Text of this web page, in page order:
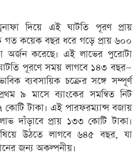
দিয়ে এই ঘাটতি পূরণ প্রায়
গত কয়েক বছর ধরে গড়ে প্রায় ৬০০
অর্জন করেছে। এই লাভের পুরোটা
পূরণে সময় লাগবে ১৪৩ বছর—
ব্যবসায়িক চক্রের সঙ্গে সম্পূর্ণ
৯ মাসে ব্যাংকের সমন্বিত নিট
কোটি টাকা। এই পারফরম্যান্স বজায়
দাঁড়াবে প্রায় ১৩৩ কোটি টাকা।
উঠতে লাগবে ৬৪৫ বছর, যা
জন্য অকল্পনীয়।